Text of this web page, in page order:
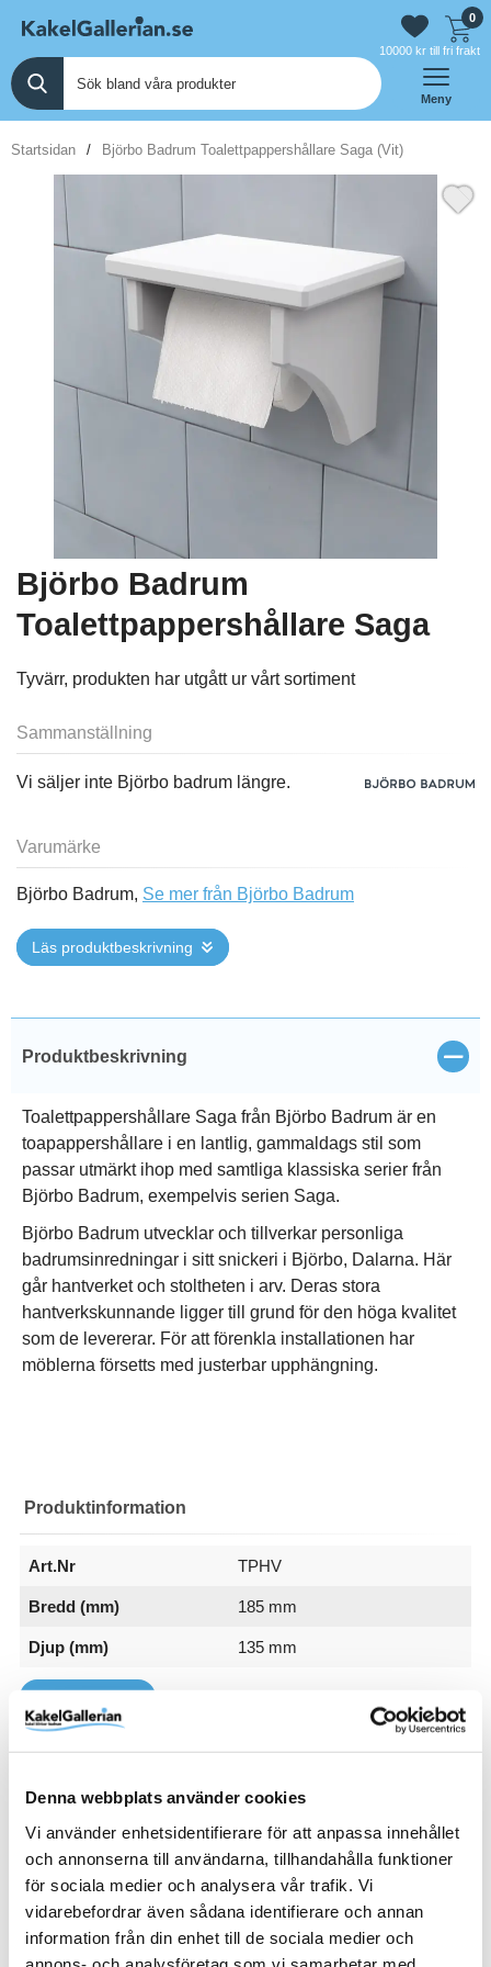
Denna webbplats använder cookies
Vi använder enhetsidentifierare för att anpassa innehållet
och annonserna till användarna, tillhandahålla funktioner
för sociala medier och analysera vår trafik. Vi
vidarebefordrar även sådana identifierare och annan
information från din enhet till de sociala medier och
0
10000 kr till fri frakt
Meny
Startsidan Björbo Badrum Toalettpappershållare Saga (Vit)
Björbo Badrum
Toalettpappershållare Saga
Tyvärr, produkten har utgått ur vårt sortiment
Sammanställning
Vi säljer inte Björbo badrum längre.
Varumärke
Björbo Badrum, Se mer från Björbo Badrum
Läs produktbeskrivning
Produktbeskrivning Stäng
Toalettpappershållare Saga från Björbo Badrum är en
toapappershållare i en lantlig, gammaldags stil som
passar utmärkt ihop med samtliga klassiska serier från
Björbo Badrum, exempelvis serien Saga.
Björbo Badrum utvecklar och tillverkar personliga
badrumsinredningar i sitt snickeri i Björbo, Dalarna. Här
går hantverket och stoltheten i arv. Deras stora
hantverkskunnande ligger till grund för den höga kvalitet
som de levererar. För att förenkla installationen har
möblerna försetts med justerbar upphängning.
Produktinformation
Art.Nr TPHV
Bredd (mm) 185 mm
Djup (mm)
135 mm
Färg
Höjd (mm)
Serie
Varumärke
SKU / artikelnummer: TPHV-BB
Relaterade kategorier
Bad & kök / Badrum /Badrumstillbehör
Bad & kök / Badrum / Badrumstillbehör /Toalettpappe
rshållare